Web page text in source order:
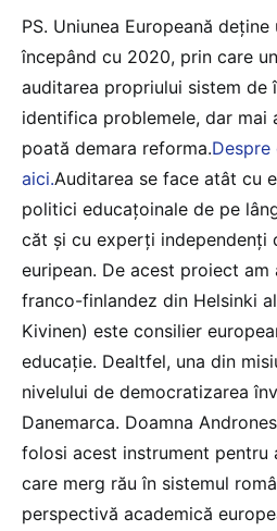
PS. Uniunea Europeană
începând cu 2020, prin care
auditarea propriului sistem de
identifica problemele, dar mai
poată demara reforma.Despre
aici.Auditarea se face atât cu
politici educațoinale de pe
căt și cu experți independenți
euripean. De acest proiect
franco-finlandez din Helsinki
Kivinen) este consilier
educație. Dealtfel, una din
nivelului de democratizarea
Danemarca. Doamna
folosi acest instrument pentru
care merg rău în sistemul
perspectivă academică